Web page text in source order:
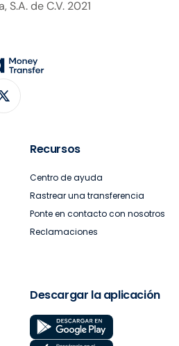
de C.V. 2021
Recursos
Centro de ayuda
Rastrear una transferencia
Ponte en contacto con nosotros
Reclamaciones
Descargar la aplicación